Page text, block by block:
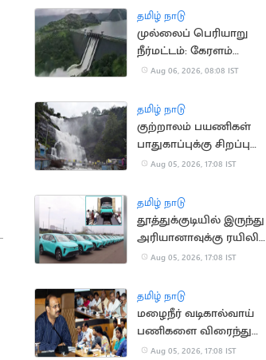
தமிழ் நாடு
முல்லைப் பெரியாறு
நீர்மட்டம்: கேரளம்
அமைச்சர் எச்சரிக்கை
Aug 06, 2026, 08:08 IST
தமிழ் நாடு
குற்றாலம் பயணிகள்
பாதுகாப்புக்கு சிறப்பு
கண்காணிப்பு குழு
Aug 05, 2026, 17:08 IST
தமிழ் நாடு
தூத்துக்குடியில் இருந்து
அரியானாவுக்கு ரயிலில்
செல்லும் மின்சார
Aug 05, 2026, 17:08 IST
தமிழ் நாடு
மழைநீர் வடிகால்வாய்
பணிகளை விரைந்து
முடிக்க உத்தரவு
Aug 05, 2026, 17:08 IST